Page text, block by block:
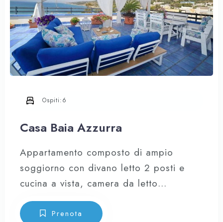
Casa Baia Azzurra
Appartamento composto di ampio
soggiorno con divano letto 2 posti e
cucina a vista, camera da letto
matrimoniale con comodissimo lettino
che si realizza in seguito all’apertura
Ospiti:6
Prenota